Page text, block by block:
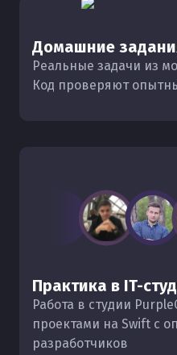
Домашние
Реальные задачи из
Код проверяют
Практика в IT-
Работа в студии
проектами на Swift с
разработчиков